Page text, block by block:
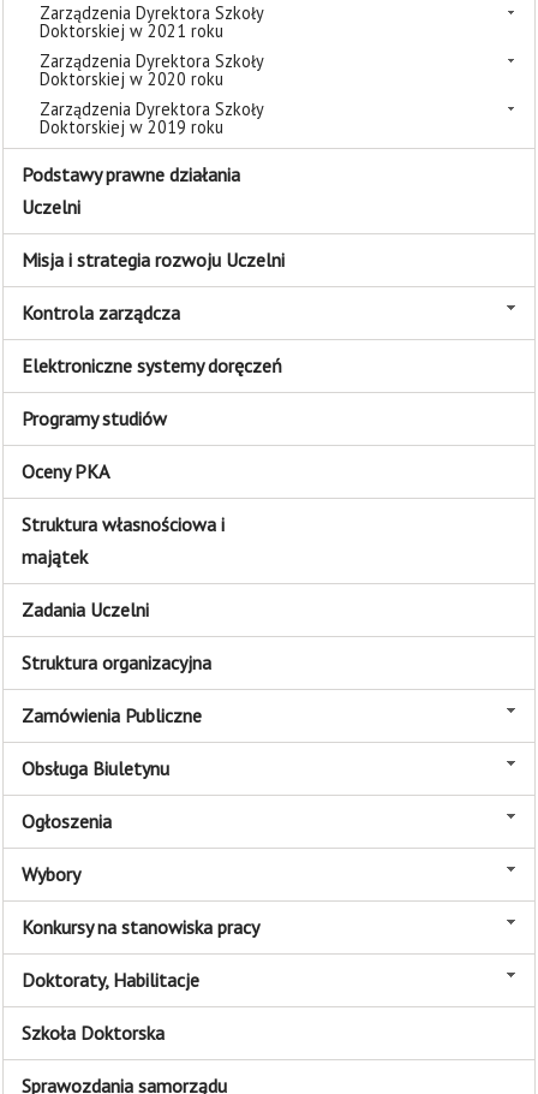
Zarządzenia Dyrektora Szkoły
Doktorskiej w 2021 roku
Zarządzenia Dyrektora Szkoły
Doktorskiej w 2020 roku
Zarządzenia Dyrektora Szkoły
Doktorskiej w 2019 roku
Podstawy prawne działania
Uczelni
Misja i strategia rozwoju Uczelni
Kontrola zarządcza
Elektroniczne systemy doręczeń
Programy studiów
Oceny PKA
Struktura własnościowa i
majątek
Zadania Uczelni
Struktura organizacyjna
Zamówienia Publiczne
Obsługa Biuletynu
Ogłoszenia
Wybory
Konkursy na stanowiska pracy
Doktoraty, Habilitacje
Szkoła Doktorska
Sprawozdania samorządu